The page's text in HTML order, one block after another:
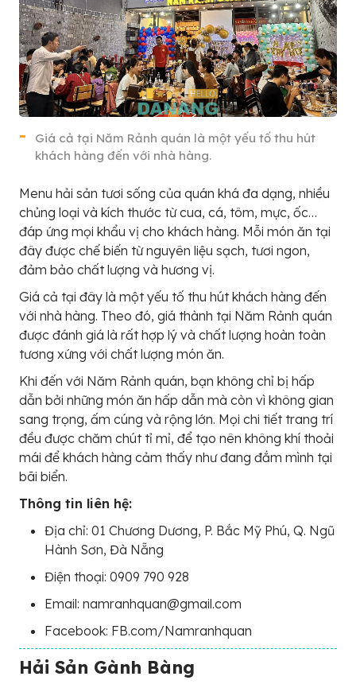
Giá cả tại Năm Rảnh quán là một yếu tố thu hút
khách hàng đến với nhà hàng.
Menu hải sản tươi sống của quán khá đa dạng, nhiều
chủng loại và kích thước từ cua, cá, tôm, mực, ốc…
đáp ứng mọi khẩu vị cho khách hàng. Mỗi món ăn tại
đây được chế biến từ nguyên liệu sạch, tươi ngon,
đảm bảo chất lượng và hương vị.
Giá cả tại đây là một yếu tố thu hút khách hàng đến
với nhà hàng. Theo đó, giá thành tại Năm Rảnh quán
được đánh giá là rất hợp lý và chất lượng hoàn toàn
tương xứng với chất lượng món ăn.
Khi đến với Năm Rảnh quán, bạn không chỉ bị hấp
dẫn bởi những món ăn hấp dẫn mà còn vì không gian
sang trọng, ấm cúng và rộng lớn. Mọi chi tiết trang trí
đều được chăm chút tỉ mỉ, để tạo nên không khí thoải
mái để khách hàng cảm thấy như đang đắm mình tại
bãi biển.
Thông tin liên hệ:
Địa chỉ: 01 Chương Dương, P. Bắc Mỹ Phú, Q. Ngũ
Hành Sơn, Đà Nẵng
Điện thoại: 0909 790 928
Email: namranhquan@gmail.com
Facebook: FB.com/Namranhquan
Hải Sản Gành Bàng